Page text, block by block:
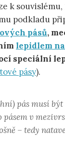
k
podkladu
pásů,
lepidlem
speciální
pásy).
pás musí být
pásem v
– tedy